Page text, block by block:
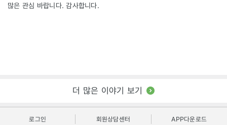
많은 관심 바랍니다. 감사합니다.
더 많은 이야기 보기
로그인 회원상담센터 APP다운로드